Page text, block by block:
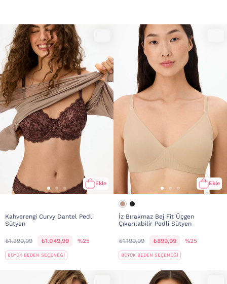
Ekle
Kahverengi Curvy Dantel Pedli
Sütyen
₺1.399,99 ₺1.049,99 %25
BÜYÜK BEDEN SEÇENEĞİ
Ekle
İz Bırakmaz Bej Fit Üçgen
Çıkarılabilir Pedli Sütyen
₺1.199,99 ₺899,99 %25
BÜYÜK BEDEN SEÇENEĞİ